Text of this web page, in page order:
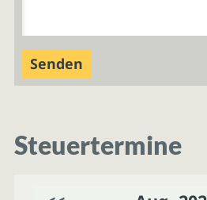
Steuertermine